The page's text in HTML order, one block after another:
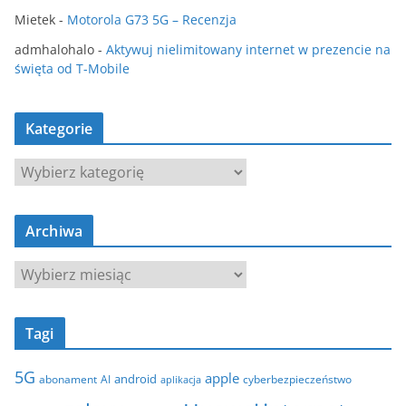
Mietek - Motorola G73 5G – Recenzja
admhalohalo - Aktywuj nielimitowany internet w prezencie na
święta od T-Mobile
Kategorie
K
t
g
e
Archiwa
A
c
w
Tagi
5G abonament AI android aplikacja apple cyberbezpieczeństwo